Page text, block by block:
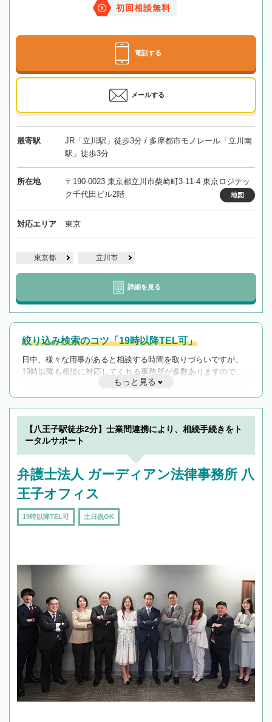
初回相談無料
電話する
メールする
最寄駅
JR「立川駅」徒歩3分 / 多摩都市モノレール「立川南
駅」徒歩3分
所在地
〒190-0023 東京都立川市柴崎町3-11-4 東京ロジテッ
ク千代田ビル2階
地図
対応エリア 東京
東京都 立川市
詳細を見る
絞り込み検索のコツ「19時以降TEL可」
日中、様々な用事があると相談する時間を取りづらいですが、
19時以降も相談に対応してくれる事務所が多数ありますので、
遅い時間の相談が増えそうな場合はそのような事務所に絞り込
んで検索してみましょう。
19時以降TEL可の条件
を加えて再検索
もっと見る
【八王子駅徒歩2分】士業間連携により、相続手続きをト
ータルサポート
弁護士法人 ガーディアン法律事務所 八
王子オフィス
19時以降TEL可 土日祝OK